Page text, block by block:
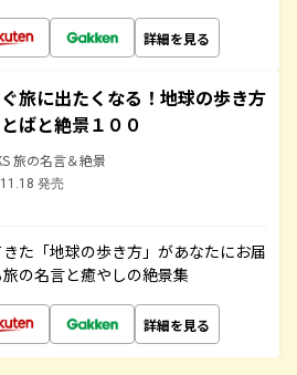
詳細を見る
旅に出たくなる！地球の歩き方
ばと絶景１００
旅の名言＆絶景
発売
た「地球の歩き方」があなたにお届
の名言と癒やしの絶景集
詳細を見る